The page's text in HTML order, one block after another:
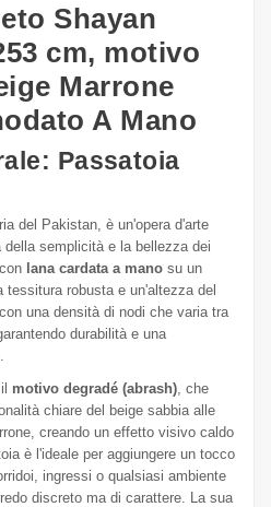
Shayan
cm, motivo
Marrone
A Mano
Passatoia
del Pakistan, è un'opera d'arte
semplicità e la bellezza dei
lana cardata a mano su un
robusta e un'altezza del
una densità di nodi che varia tra
durabilità e una
motivo degradé (abrash) , che
chiare del beige sabbia alle
creando un effetto visivo caldo
è l'ideale per aggiungere un tocco
ingressi o qualsiasi ambiente
discreto ma di carattere. La sua